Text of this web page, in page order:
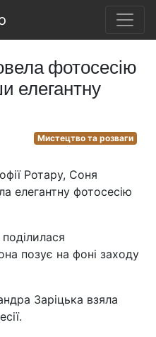
фотосесію
елегантну
Мистецтво та розваги
Ротару, Соня
елегантну фотосесію
позує на фоні заходу
Заріцька взяла